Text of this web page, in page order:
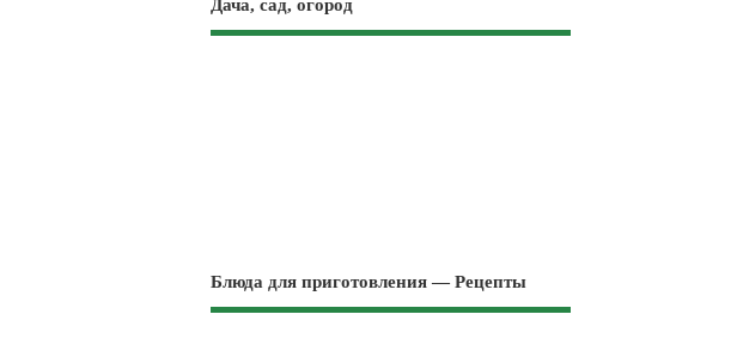
Дача, сад, огород
Блюда для приготовления — Рецепты